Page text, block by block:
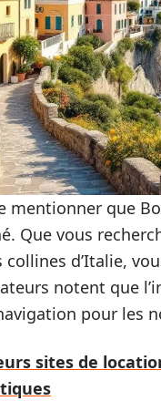
que
Que vous
collines d’Italie,
notent que
pour les
sites de